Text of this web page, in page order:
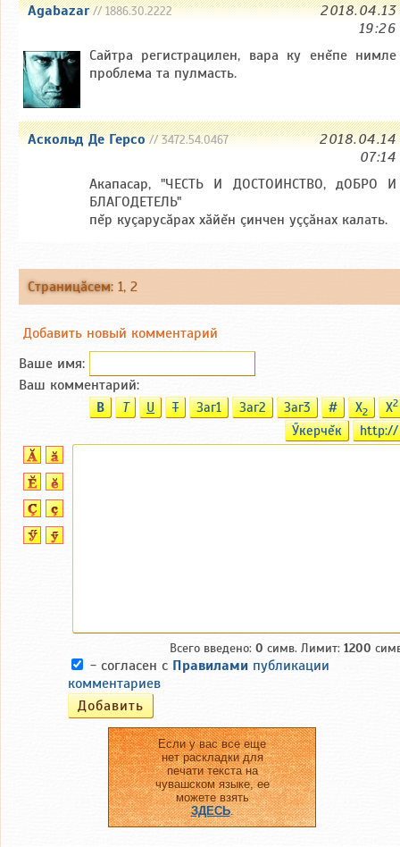
Agabazar// 1886.30.2222
2018.04.13
19:26
Сайтра регистрацилен, вара ку енĕпе нимле
проблема та пулмасть.
Аскольд Де Герсо// 3472.54.0467
2018.04.14
07:14
Акапасар, "ЧЕСТЬ И ДОСТОИНСТВО, дОБРО И
БЛАГОДЕТЕЛЬ"
пĕр куçарусăрах хăйĕн çинчен уççăнах калать.
Страницăсем: 1, 2
Добавить новый комментарий
Ваше имя:
Ваш комментарий:
B T U T Заг1 Заг2 Заг3 # X2 X2
Ӳкерчĕк http://
Всего введено: 0 симв. Лимит: 1200
- согласен с Правилами публикации
комментариев
Если у вас все еще
нет раскладки для
печати текста на
чувашском языке, ее
можете взять
ЗДЕСЬ.